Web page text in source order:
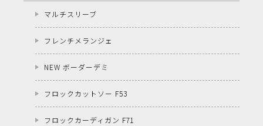
マルチスリーブ
フレンチメランジェ
NEW ボーダーデミ
フロックカットソー F53
フロックカーディガン F71